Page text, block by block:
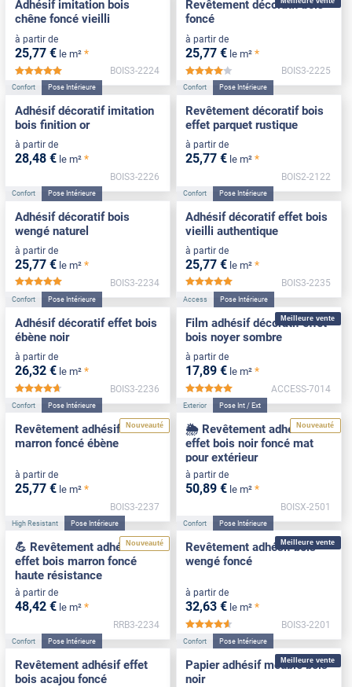
Adhésif imitation bois
chêne foncé vieilli
à partir de
25,77 € le m² *
*****
BOIS3-2224
Revêtement décoratif bois
foncé
à partir de
25,77 € le m² *
*****
BOIS3-2225
Confort Pose Intérieure
Adhésif décoratif imitation
bois finition or
à partir de
28,48 € le m² *
BOIS3-2226
Confort Pose Intérieure
Revêtement décoratif bois
effet parquet rustique
à partir de
25,77 € le m² *
BOIS2-2122
Confort Pose Intérieure
Adhésif décoratif bois
wengé naturel
à partir de
25,77 € le m² *
BOIS3-2234
Confort Pose Intérieure
Adhésif décoratif effet bois
vieilli authentique
à partir de
25,77 € le m² *
BOIS3-2235
Confort Pose Intérieure
Adhésif décoratif effet bois
ébène noir
à partir de
26,32 € le m² *
*****
BOIS3-2236
Meilleure vente
Access Pose Intérieure
Film adhésif décoratif effet
bois noyer sombre
à partir de
17,89 € le m² *
ACCESS-7014
Nouveauté
Confort Pose Intérieure
Revêtement adhésif bois
marron foncé ébène
à partir de
25,77 € le m² *
BOIS3-2237
Nouveauté
Exterior Pose Int / Ext
🌦️ Revêtement adhésif
effet bois noir foncé mat
pour extérieur
à partir de
50,89 € le m² *
BOISX-2501
Nouveauté
High Resistant Pose Intérieure
💪 Revêtement adhésif
effet bois marron foncé
haute résistance
à partir de
48,42 € le m² *
RRB3-2234
Meilleure vente
Confort Pose Intérieure
Revêtement adhésif bois
wengé foncé
à partir de
32,63 € le m² *
*****
BOIS3-2201
Confort Pose Intérieure
Revêtement adhésif effet
bois acajou foncé
Meilleure vente
Confort Pose Intérieure
Papier adhésif meuble bois
noir